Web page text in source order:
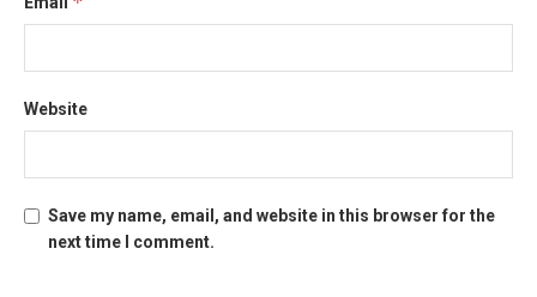
Website
Save my name, email, and website in this browser for the
next time I comment.